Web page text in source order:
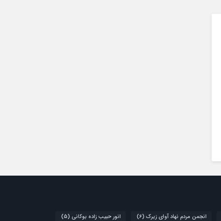
انجمن مردم نهاد آوای زیرک (6) انور حبیب زاده بوکانی (5)